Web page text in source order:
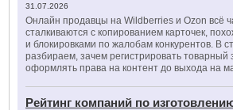
31.07.2026
Онлайн продавцы на Wildberries и Ozon всё
сталкиваются с копированием карточек,
и блокировками по жалобам конкурентов. В
разбираем, зачем регистрировать товарный
оформлять права на контент до выхода на
Рейтинг компаний по